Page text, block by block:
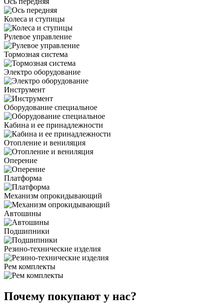
Колеса и ступицы
Рулевое управление
Тормозная система
Электро оборудование
Инструмент
Оборудование специальное
Кабина и ее принадлежности
Отопление и вениляция
Оперение
Платформа
Механизм опрокидывающий
Автошины
Подшипники
Резино-технические изделия
Рем комплекты
Почему покупают у нас?